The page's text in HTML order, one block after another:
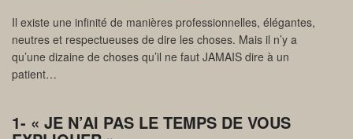
Il existe une infinité de manières professionnelles, élégantes,
neutres et respectueuses de dire les choses. Mais il n’y a
qu’une dizaine de choses qu’il ne faut JAMAIS dire à un
patient…
1- « JE N’AI PAS LE TEMPS DE VOUS